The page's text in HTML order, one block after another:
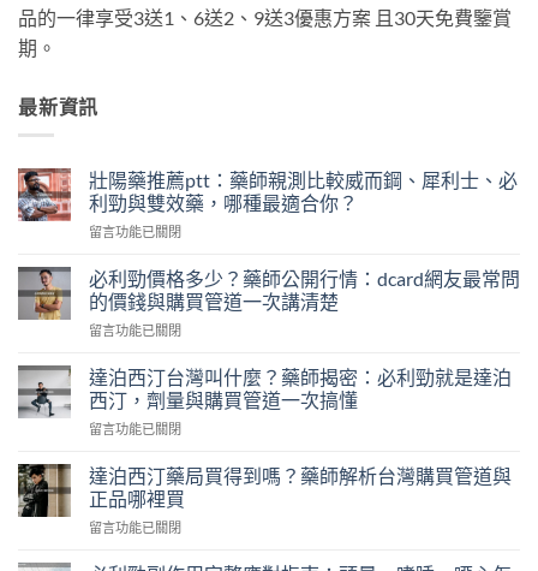
品的一律享受3送1、6送2、9送3優惠方案 且30天免費鑒賞
期。
最新資訊
壯陽藥推薦ptt：藥師親測比較威而鋼、犀利士、必
利勁與雙效藥，哪種最適合你？
在
陽
藥
推
薦
藥
師
親
測
較
威
鋼、
留言功能已關閉
必利勁價格多少？藥師公開行情：dcard網友最常問
的價錢與購買管道一次講清楚
在
利
勁
價
格
少？
藥
公
留言功能已關閉
達泊西汀台灣叫什麼？藥師揭密：必利勁就是達泊
西汀，劑量與購買管道一次搞懂
在
泊
西
汀
台
留言功能已關閉
達泊西汀藥局買得到嗎？藥師解析台灣購買管道與
正品哪裡買
在
泊
留言功能已關閉